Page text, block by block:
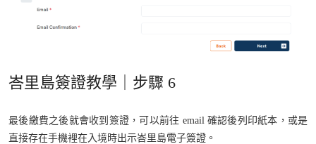
峇里島簽證教學｜步驟 6
最後繳費之後就會收到簽證，可以前往 email 確認後列印紙本，或是
直接存在手機裡在入境時出示峇里島電子簽證。